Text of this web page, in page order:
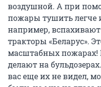
воздушной. А при
пожары тушить легче
например,
тракторы «Беларус».
масштабных пожарах!
делают на
вас еще их не видел,